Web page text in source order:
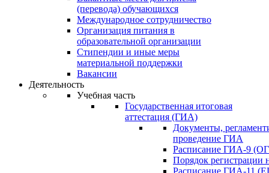
(перевода) обучающихся
Международное сотрудничество
Организация питания в
образовательной организации
Стипендии и иные меры
материальной поддержки
Вакансии
Деятельность
Учебная часть
Государственная итоговая
аттестация (ГИА)
Документы,
проведение ГИА
Расписание ГИА-9
Порядок регистрации
Расписание ГИА-11